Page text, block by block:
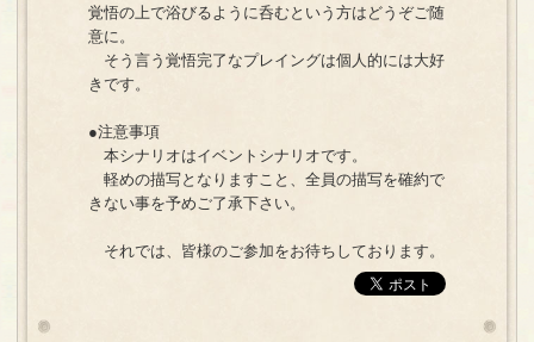
覚悟の上で浴びるように呑むという方はどうぞご随
意に。
そう言う覚悟完了なプレイングは個人的には大好
きです。
●注意事項
本シナリオはイベントシナリオです。
軽めの描写となりますこと、全員の描写を確約で
きない事を予めご了承下さい。
それでは、皆様のご参加をお待ちしております。